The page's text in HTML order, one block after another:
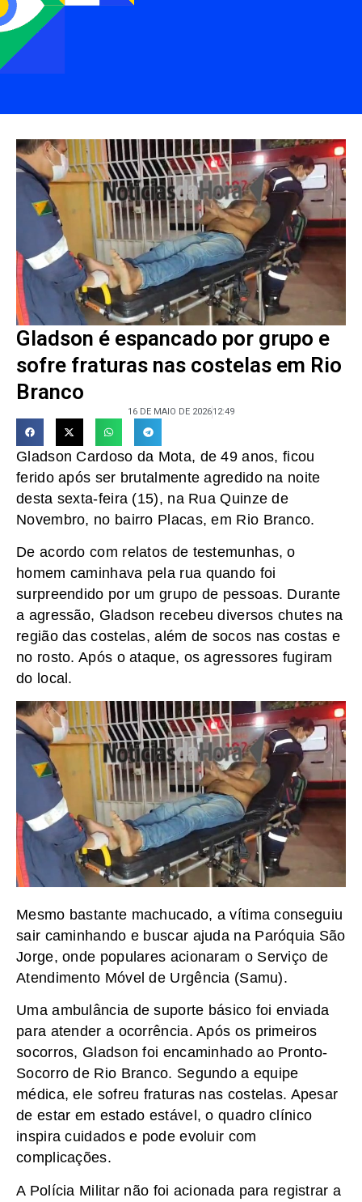
Gladson é espancado por grupo e
sofre fraturas nas costelas em Rio
Branco
16 DE MAIO DE 202612:49
Gladson Cardoso da Mota, de 49 anos, ficou
ferido após ser brutalmente agredido na noite
desta sexta-feira (15), na Rua Quinze de
Novembro, no bairro Placas, em Rio Branco.
De acordo com relatos de testemunhas, o
homem caminhava pela rua quando foi
surpreendido por um grupo de pessoas. Durante
a agressão, Gladson recebeu diversos chutes na
região das costelas, além de socos nas costas e
no rosto. Após o ataque, os agressores fugiram
do local.
Mesmo bastante machucado, a vítima conseguiu
sair caminhando e buscar ajuda na Paróquia São
Jorge, onde populares acionaram o Serviço de
Atendimento Móvel de Urgência (Samu).
Uma ambulância de suporte básico foi enviada
para atender a ocorrência. Após os primeiros
socorros, Gladson foi encaminhado ao Pronto-
Socorro de Rio Branco. Segundo a equipe
médica, ele sofreu fraturas nas costelas. Apesar
de estar em estado estável, o quadro clínico
inspira cuidados e pode evoluir com
complicações.
A Polícia Militar não foi acionada para registrar a